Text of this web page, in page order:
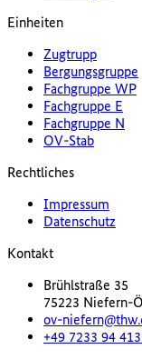
Einheiten
Zugtrupp
Bergungsgruppe
Fachgruppe WP
Fachgruppe E
Fachgruppe N
OV-Stab
Rechtliches
Impressum
Datenschutz
Kontakt
Brühlstraße 35
75223 Niefern-
ov-
+49 7233 94